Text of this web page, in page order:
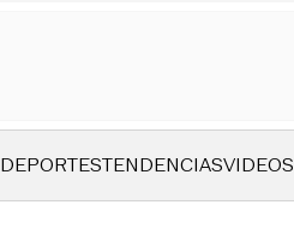
DEPORTESTENDENCIASVIDEOS